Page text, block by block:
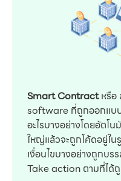
Smart Contractหรือ
software ที่ถูกออกแบ
อะไรบางอย่างโดยอัตโ
ใหญ่แล้วจะถูกโค้ดอยู่ใ
เงื่อนไขบางอย่างถูกบ
Take action ตามที่ได้